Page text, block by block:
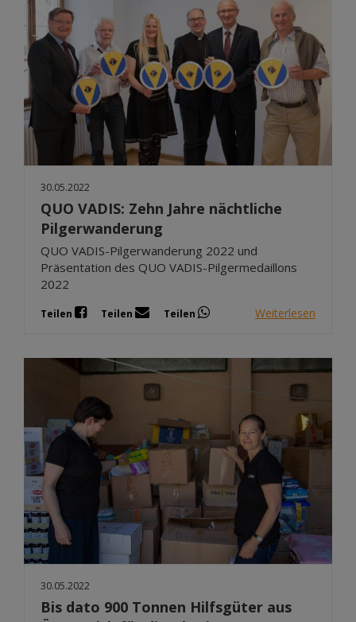
30.05.2022
QUO VADIS: Zehn Jahre nächtliche
Pilgerwanderung
QUO VADIS-Pilgerwanderung 2022 und
Präsentation des QUO VADIS-Pilgermedaillons
2022
Teilen Teilen Teilen Weiterlesen
30.05.2022
Bis dato 900 Tonnen Hilfsgüter aus